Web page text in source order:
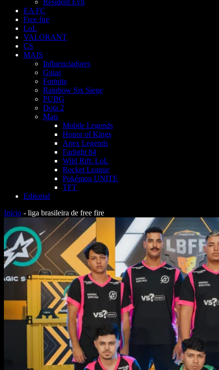
Resident Evil
EA FC
Free fire
LoL
VALORANT
CS
MAIS
Influenciadores
Guias
Fortnite
Rainbow Six Siege
PUBG
Dota 2
Mais
Mobile Legends
Honor of Kings
Apex Legends
Farlight 84
Wild Rift: LoL
Rocket League
Pokémon UNITE
TFT
Editorial
Início - liga brasileira de free fire